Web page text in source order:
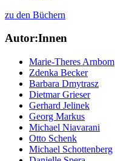
zu den Büchern
Autor:Innen
Marie-Theres Arnbom
Zdenka Becker
Barbara Dmytrasz
Dietmar Grieser
Gerhard Jelinek
Georg Markus
Michael Niavarani
Otto Schenk
Michael Schottenberg